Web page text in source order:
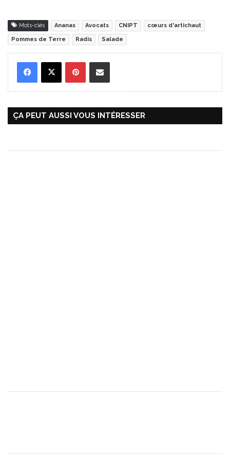
Mots-clés Ananas Avocats CNIPT cœurs d'artichaut
Pommes de Terre Radis Salade
ÇA PEUT AUSSI VOUS INTÉRESSER